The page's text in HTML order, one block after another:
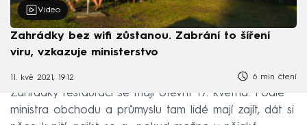
Video
Zahrádky bez wifi zůstanou. Zabrání to šíření
viru, vzkazuje ministerstvo
11. kvě 2021, 19:12 6 min čtení
Zahrádky restaurací se mají otevřít 17. května. Podle
ministra obchodu a průmyslu tam lidé mají zajít, dát si